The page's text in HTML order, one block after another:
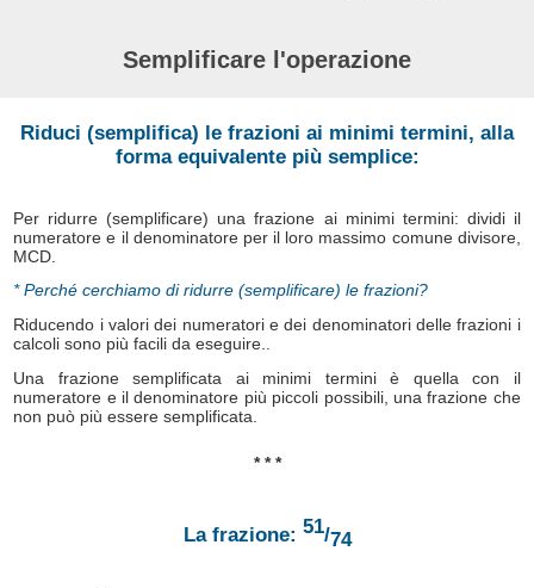
Semplificare l'operazione
Riduci (semplifica) le frazioni ai minimi termini, alla
forma equivalente più semplice:
Per ridurre (semplificare) una frazione ai minimi termini: dividi il
numeratore e il denominatore per il loro massimo comune divisore,
MCD.
* Perché cerchiamo di ridurre (semplificare) le frazioni?
Riducendo i valori dei numeratori e dei denominatori delle frazioni i
calcoli sono più facili da eseguire..
Una frazione semplificata ai minimi termini è quella con il
numeratore e il denominatore più piccoli possibili, una frazione che
non può più essere semplificata.
* * *
La frazione: 51/74